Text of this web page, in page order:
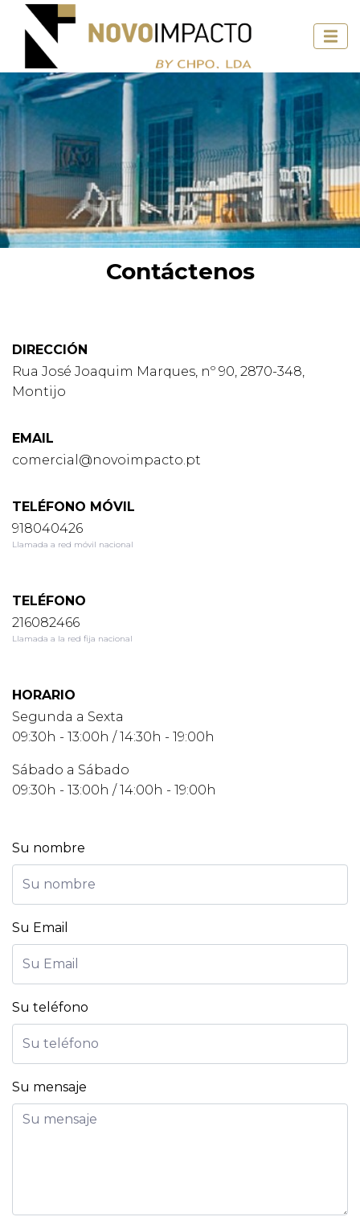
Contáctenos
DIRECCIÓN
Rua José Joaquim Marques, nº 90, 2870-348,
Montijo
EMAIL
comercial@novoimpacto.pt
TELÉFONO MÓVIL
918040426
Llamada a red móvil nacional
TELÉFONO
216082466
Llamada a la red fija nacional
HORARIO
Segunda a Sexta
09:30h - 13:00h / 14:30h - 19:00h
Sábado a Sábado
09:30h - 13:00h / 14:00h - 19:00h
Su nombre
Su Email
Su teléfono
Su mensaje